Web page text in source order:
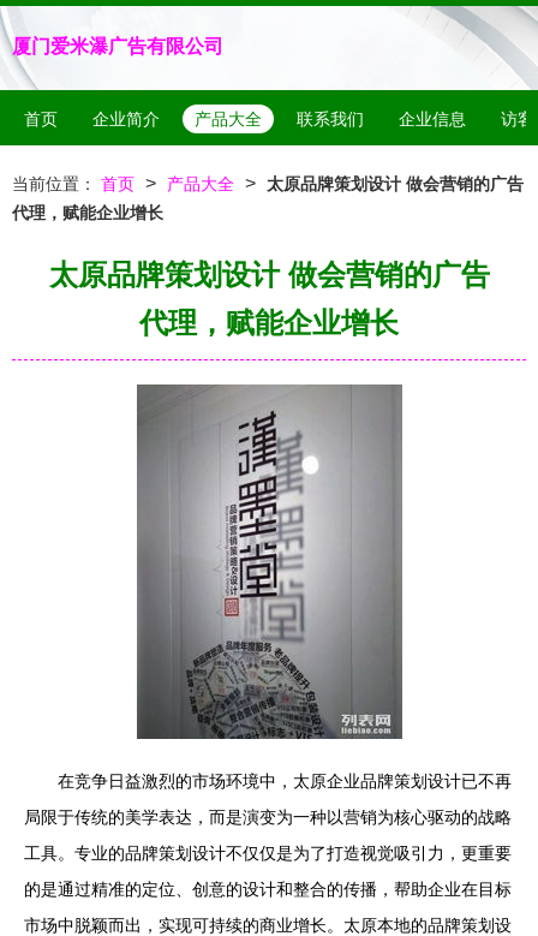
厦门爱米瀑广告有限公司
首页 企业简介 产品大全 联系我们 企业信息 访客
当前位置： 首页 > 产品大全 > 太原品牌策划设计 做会营销的广告
代理，赋能企业增长
太原品牌策划设计 做会营销的广告
代理，赋能企业增长
在竞争日益激烈的市场环境中，太原企业品牌策划设计已不再
局限于传统的美学表达，而是演变为一种以营销为核心驱动的战略
工具。专业的品牌策划设计不仅仅是为了打造视觉吸引力，更重要
的是通过精准的定位、创意的设计和整合的传播，帮助企业在目标
市场中脱颖而出，实现可持续的商业增长。太原本地的品牌策划设